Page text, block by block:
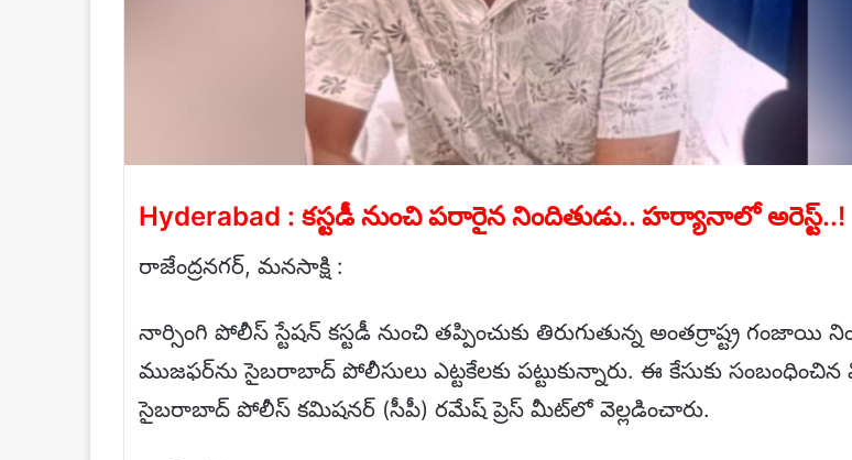
Hyderabad : కస్టడీ నుంచి పరారైన నిందితుడు.. హర్యానాలో అరెస్ట్..!
రాజేంద్రనగర్, మనసాక్షి :
నార్సింగి పోలీస్ స్టేషన్ కస్టడీ నుంచి తప్పించుకు తిరుగుతున్న అంతర్రాష్ట్ర గంజాయి
ముజఫర్‌ను సైబరాబాద్ పోలీసులు ఎట్టకేలకు పట్టుకున్నారు. ఈ కేసుకు
సైబరాబాద్ పోలీస్ కమిషనర్ (సీపీ) రమేష్ ప్రెస్ మీట్‌లో వెల్లడించారు.